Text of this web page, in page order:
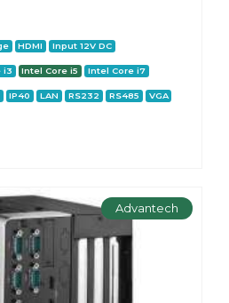
HDMI Input 12V DC
i3 Intel Core i5 Intel Core i7
IP40 LAN RS232 RS485 VGA
Advantech